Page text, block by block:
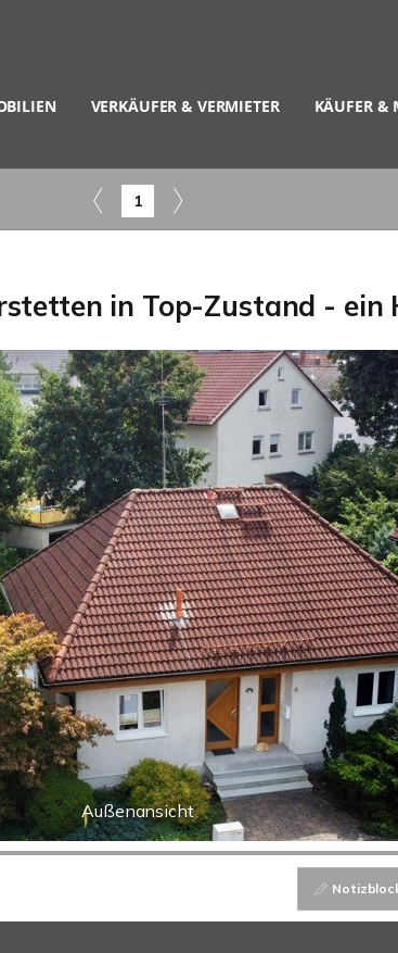
VERKÄUFER & VERMIETER KÄUFER &
1
in Top-Zustand - ein
Außenansicht